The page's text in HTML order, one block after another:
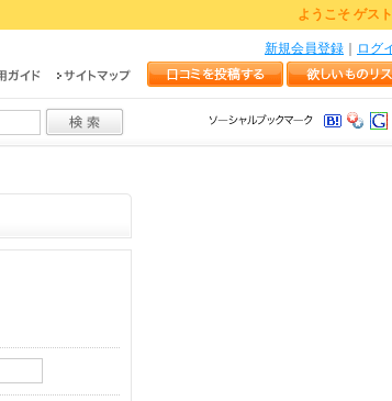
ようこそ ゲス
ログ
新規会員登録